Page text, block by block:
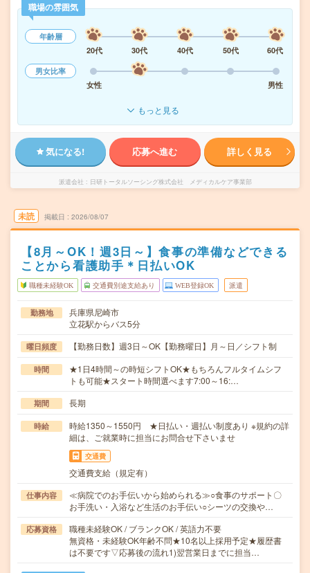
職場の雰囲気
年齢層
20代
30代 40代 50代
60代
男女比率
女性
男性
もっと見る
気になる! 応募へ進む 詳しく見る
派遣会社 日研トータルソーシング株式会社 メディカルケア事業部
未読 掲載日 2026/08/07
【8月～OK！週3日～】食事の準備などできる
ことから看護助手＊日払いOK
職種未経験OK 交通費別途支給あり WEB登録OK 派遣
勤務地
兵庫県尼崎市
立花駅からバス5分
曜日頻度 【勤務日数】週3日～OK【勤務曜日】月～日／シフト制
時間
★1日4時間～の時短シフトOK★もちろんフルタイムシフ
トも可能★スタート時間選べます7:00～16:…
期間 長期
時給
時給1350～1550円 ★日払い・週払い制度あり ※規約の詳
細は、ご就業時に担当にお問合せ下さいませ
交通費
交通費支給（規定有）
仕事内容
≪病院でのお手伝いから始められる≫○食事のサポート〇
お手洗い・入浴など生活のお手伝い○シーツの交換や…
応募資格
職種未経験OK / ブランクOK / 英語力不要
無資格・未経験OK年齢不問★10名以上採用予定★履歴書
は不要です▽応募後の流れ1)翌営業日までに担当…